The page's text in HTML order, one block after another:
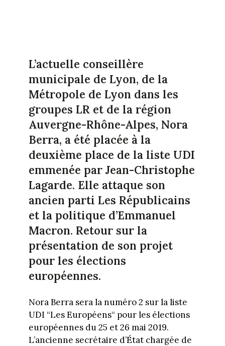
L’actuelle conseillère
municipale de Lyon, de la
Métropole de Lyon dans les
groupes LR et de la région
Auvergne-Rhône-Alpes, Nora
Berra, a été placée à la
deuxième place de la liste UDI
emmenée par Jean-Christophe
Lagarde. Elle attaque son
ancien parti Les Républicains
et la politique d’Emmanuel
Macron. Retour sur la
présentation de son projet
pour les élections
européennes.
Nora Berra sera la numéro 2 sur la liste
UDI “Les Européens“ pour les élections
européennes du 25 et 26 mai 2019.
L’ancienne secrétaire d’État chargée de